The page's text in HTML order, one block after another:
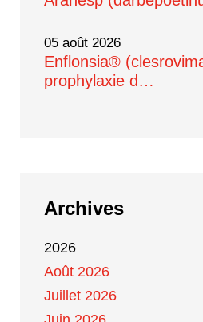
05 août 2026
Enflonsia®
prophylaxie d…
Archives
2026
Août 2026
Juillet 2026